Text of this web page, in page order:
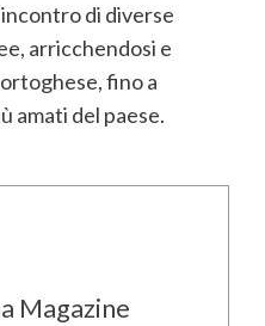
di diverse
arricchendosi e
fino a
amati del paese.
Magazine